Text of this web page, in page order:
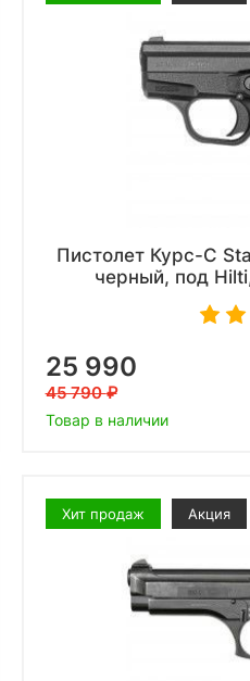
Пистолет Курс-С
черный, под
25 990
45 790
Товар в наличии
Хит продаж Акция